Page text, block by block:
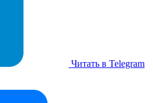
Читать в Telegram